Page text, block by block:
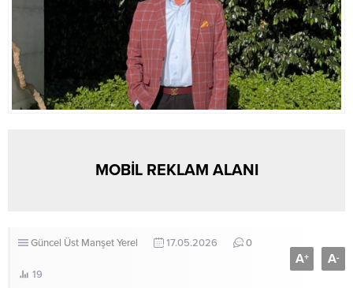
MOBİL REKLAM ALANI
Güncel Üst ManşetYerel 17.05.2026 0
19
A+ A-